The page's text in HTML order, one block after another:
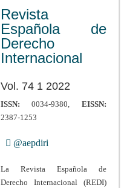
Revista
Española de
Derecho
Internacional
Vol. 74 1 2022
ISSN: 0034-9380, EISSN:
2387-1253
@aepdiri
La Revista Española de
Derecho Internacional (REDI)